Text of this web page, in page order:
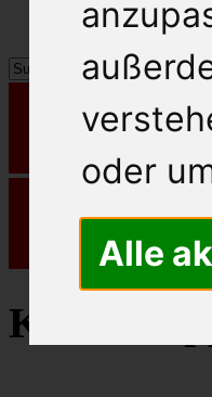
oder
Alle
Knorr